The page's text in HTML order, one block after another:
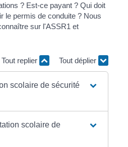
? Est-ce payant ? Qui doit
le permis de conduite ? Nous
sur l'ASSR1 et
Tout replier Tout déplier
scolaire de sécurité
scolaire de